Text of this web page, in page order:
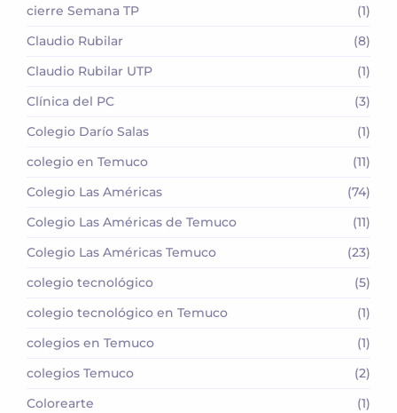
cierre Semana TP
(1)
Claudio Rubilar
(8)
Claudio Rubilar UTP
(1)
Clínica del PC
(3)
Colegio Darío Salas
(1)
colegio en Temuco
(11)
Colegio Las Américas
(74)
Colegio Las Américas de Temuco
(11)
Colegio Las Américas Temuco
(23)
colegio tecnológico
(5)
colegio tecnológico en Temuco
(1)
colegios en Temuco
(1)
colegios Temuco
(2)
Colorearte
(1)